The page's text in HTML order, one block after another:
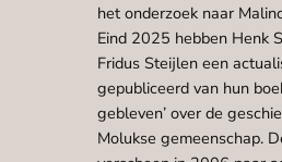
het onderzoek naar
Eind 2025 hebben Henk
Fridus Steijlen een
gepubliceerd van hun
gebleven’ over de
Molukse gemeenschap.